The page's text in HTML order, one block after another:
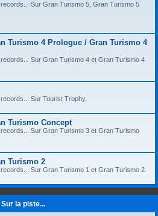
Sur Gran Turismo 5, Gran Turismo 5
Turismo 4 Prologue / Gran Turismo 4
Sur Gran Turismo 4 et Gran Turismo 4
Sur Tourist Trophy.
Turismo Concept
Sur Gran Turismo 3 et Gran Turismo
Turismo 2
Sur Gran Turismo 1 et Gran Turismo 2.
Sur la piste...